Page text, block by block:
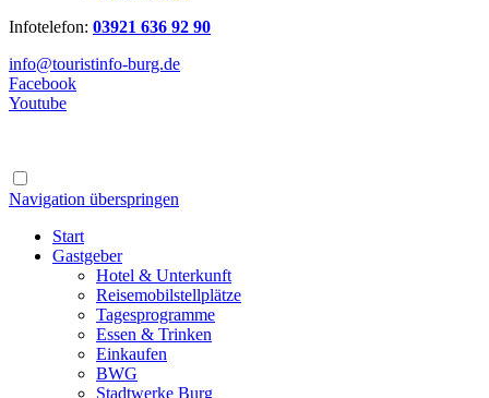
Infotelefon: 03921 636 92 90
info@touristinfo-burg.de
Facebook
Youtube
Navigation überspringen
Start
Gastgeber
Hotel & Unterkunft
Reisemobilstellplätze
Tagesprogramme
Essen & Trinken
Einkaufen
BWG
Stadtwerke Burg